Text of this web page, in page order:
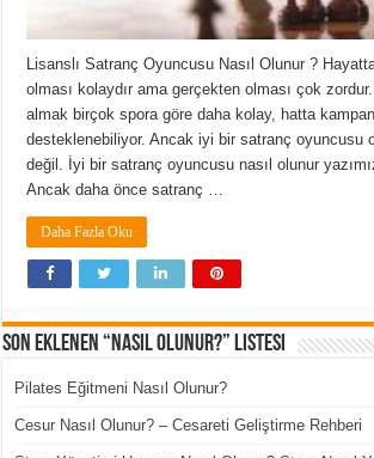
Lisanslı Satranç Oyuncusu Nasıl Olunur ?
olması kolaydır ama gerçekten olması çok
almak birçok spora göre daha kolay, hatta
desteklenebiliyor. Ancak iyi bir satranç oyuncusu
değil. İyi bir satranç oyuncusu nasıl olunur
Ancak daha önce satranç …
Daha Fazla Oku
Son Eklenen “Nasıl Olunur?” Listesi
Pilates Eğitmeni Nasıl Olunur?
Cesur Nasıl Olunur? – Cesareti Geliştirme Rehberi